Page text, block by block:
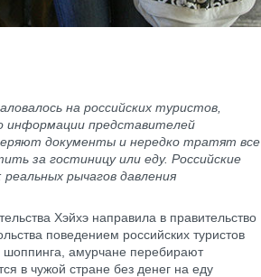
на российских туристов,
информации представителей
документы и нередко тратят все
за гостиницу или еду. Российские
рычагов давления
Хэйхэ направила в правительство
поведением российских туристов
шоппинга, амурчане перебирают
в чужой стране без денег на еду